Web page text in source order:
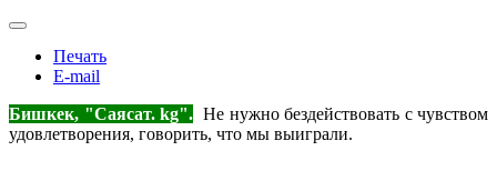
Печать
E-mail
Бишкек, "Саясат. kg". Не нужно бездействовать с чувством
удовлетворения, говорить, что мы выиграли.